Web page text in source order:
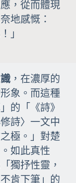
，從而體現
地感慨：
」
，在濃厚的
象。而這種
的「《詩》
詩〉一文中
極。」對楚
如此真性
獨抒性靈，
肯下筆」的